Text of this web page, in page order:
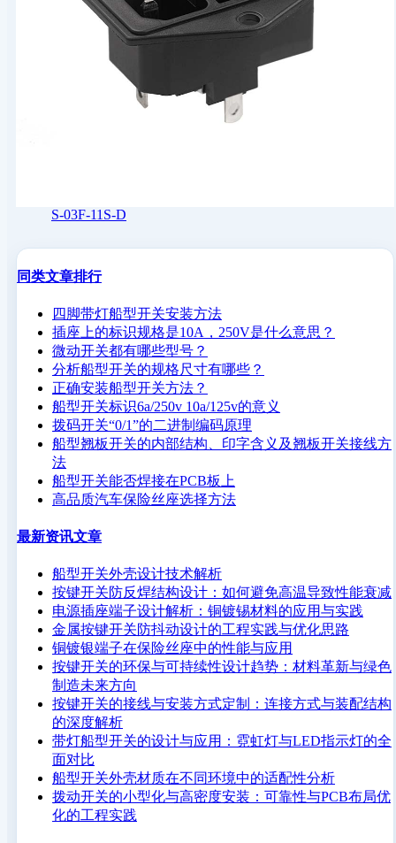
S-03F-11S-D
同类文章排行
四脚带灯船型开关安装方法
插座上的标识规格是10A，250V是什么意思？
微动开关都有哪些型号？
分析船型开关的规格尺寸有哪些？
正确安装船型开关方法？
船型开关标识6a/250v 10a/125v的意义
拨码开关“0/1”的二进制编码原理
船型翘板开关的内部结构、印字含义及翘板开关接线方
法
船型开关能否焊接在PCB板上
高品质汽车保险丝座选择方法
最新资讯文章
船型开关外壳设计技术解析
按键开关防反焊结构设计：如何避免高温导致性能衰减
电源插座端子设计解析：铜镀锡材料的应用与实践
金属按键开关防抖动设计的工程实践与优化思路
铜镀银端子在保险丝座中的性能与应用
按键开关的环保与可持续性设计趋势：材料革新与绿色
制造未来方向
按键开关的接线与安装方式定制：连接方式与装配结构
的深度解析
带灯船型开关的设计与应用：霓虹灯与LED指示灯的全
面对比
船型开关外壳材质在不同环境中的适配性分析
拨动开关的小型化与高密度安装：可靠性与PCB布局优
化的工程实践